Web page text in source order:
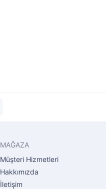
MAĞAZA
Müşteri Hizmetleri
Hakkımızda
İletişim